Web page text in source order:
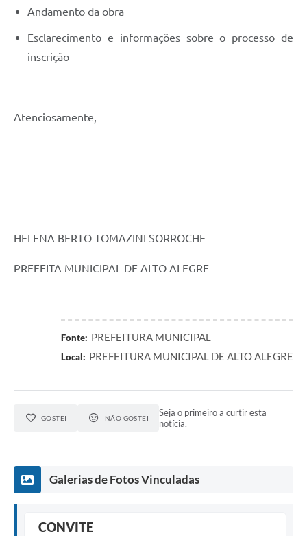
Andamento da obra
Esclarecimento e informações sobre o processo de
inscrição
Atenciosamente,
HELENA BERTO TOMAZINI SORROCHE
PREFEITA MUNICIPAL DE ALTO ALEGRE
Fonte: PREFEITURA MUNICIPAL
Local: PREFEITURA MUNICIPAL DE ALTO ALEGRE
GOSTEI NÃO GOSTEI
Seja o primeiro a curtir esta
notícia.
Galerias de Fotos Vinculadas
CONVITE